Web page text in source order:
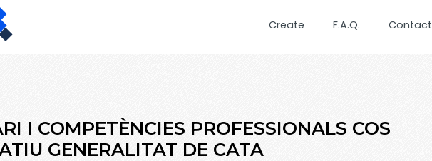
Create F.A.Q. Contact
I COMPETÈNCIES PROFESSIONALS COS
GENERALITAT DE CATA